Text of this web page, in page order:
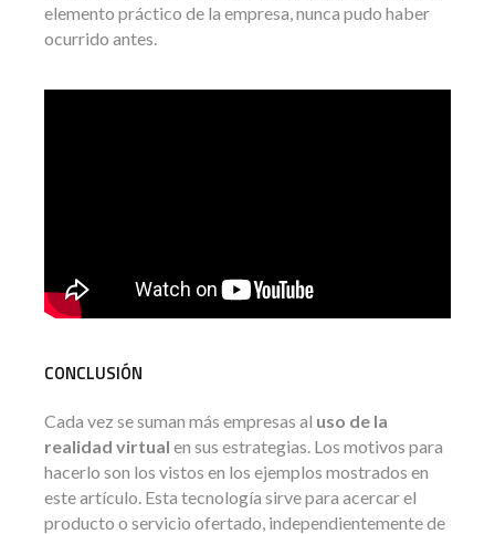
elemento práctico de la empresa, nunca pudo haber
ocurrido antes.
CONCLUSIÓN
Cada vez se suman más empresas al uso de la
realidad virtual en sus estrategias. Los motivos para
hacerlo son los vistos en los ejemplos mostrados en
este artículo. Esta tecnología sirve para acercar el
producto o servicio ofertado, independientemente de